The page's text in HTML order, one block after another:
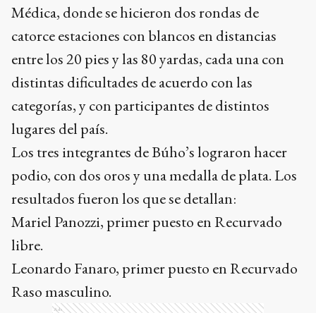
Médica, donde se hicieron dos rondas de
catorce estaciones con blancos en distancias
entre los 20 pies y las 80 yardas, cada una con
distintas dificultades de acuerdo con las
categorías, y con participantes de distintos
lugares del país.
Los tres integrantes de Búho’s lograron hacer
podio, con dos oros y una medalla de plata. Los
resultados fueron los que se detallan:
Mariel Panozzi, primer puesto en Recurvado
libre.
Leonardo Fanaro, primer puesto en Recurvado
Raso masculino.
Ads